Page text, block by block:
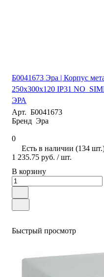
Б0041673 Эра | Корпус
250х300х120 IP31
ЭРА
Арт. Б0041673
Бренд Эра
0
Есть в наличии (134
1 235.75 руб. / шт.
В корзину
Быстрый просмотр